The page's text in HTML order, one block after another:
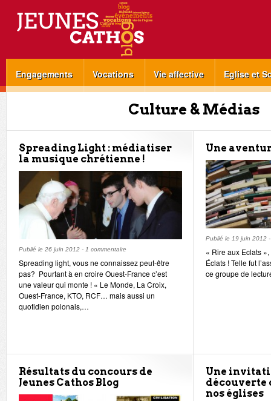
Engagements Vocations Vie affective Eglise et
Culture & Médias
Spreading Light : médiatiser
la musique chrétienne !
Publié le 26 juin 2012 - 1 commentaire
Spreading light, vous ne connaissez peut-être
pas? Pourtant à en croire Ouest-France c’est
une valeur qui monte ! « Le Monde, La Croix,
Ouest-France, KTO, RCF… mais aussi un
quotidien polonais,…
Une
Publié le 19 juin 2012
« Rire aux Eclats
Éclats ! Telle fut
ce groupe de
Résultats du concours de
Jeunes Cathos Blog
Une
découverte
nos églises